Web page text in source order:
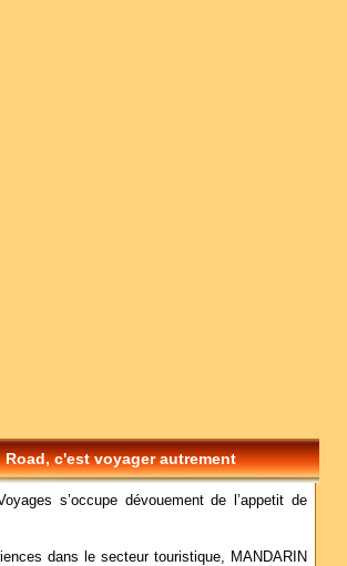
Road, c'est voyager autrement
s’occupe dévouement de l’appetit de
dans le secteur touristique, MANDARIN